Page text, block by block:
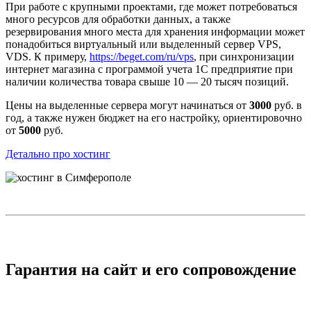
При работе с крупными проектами, где может потребоваться
много ресурсов для обработки данных, а также
резервирования много места для хранения информации может
понадобиться виртуальный или выделенный сервер VPS,
VDS. К примеру, https://beget.com/ru/vps, при синхронизации
интернет магазина с программой учета 1С предприятие при
наличии количества товара свыше 10 — 20 тысяч позиций.
Цены на выделенные сервера могут начинаться от 3000 руб. в
год, а также нужен бюджет на его настройку, ориентировочно
от 5000 руб.
Детально про хостинг
Гарантия на сайт и его сопровождение